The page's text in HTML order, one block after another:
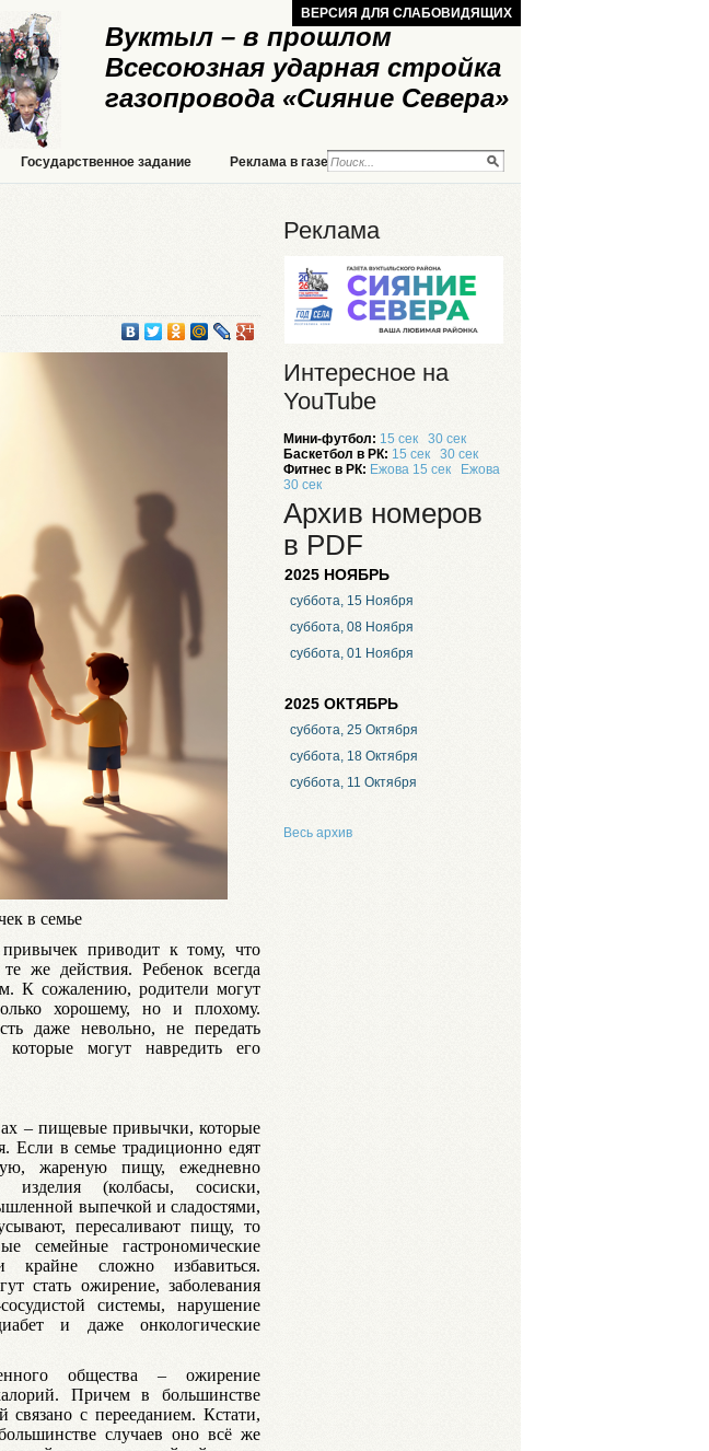
Вуктыл – в прошлом
Всесоюзная ударная стройка
газопровода «Сияние Севера»
ВЕРСИЯ ДЛЯ СЛАБОВИДЯЩИХ
Государственное задание Реклама в газете Реклама на сайте
в семье
приводит к тому, что
же действия. Ребенок всегда
К сожалению, родители могут
хорошему, но и плохому.
даже невольно, не передать
могут навредить его
– пищевые привычки, которые
Если в семье традиционно едят
жареную пищу, ежедневно
изделия (колбасы, сосиски,
выпечкой и сладостями,
пересаливают пищу, то
семейные гастрономические
крайне сложно избавиться.
стать ожирение, заболевания
системы, нарушение
и даже онкологические
общества – ожирение
Причем в большинстве
связано с перееданием. Кстати,
случаев оно всё же
Реклама
Интересное на
YouTube
Мини-футбол: 15 сек
30 сек
Баскетбол в РК: 15 сек
30 сек
Фитнес в РК: Ежова 15 сек
Ежова
30 сек
Архив номеров
в PDF
2025 НОЯБРЬ
суббота, 15 Ноября
суббота, 08 Ноября
суббота, 01 Ноября
2025 ОКТЯБРЬ
суббота, 25 Октября
суббота, 18 Октября
суббота, 11 Октября
Весь архив